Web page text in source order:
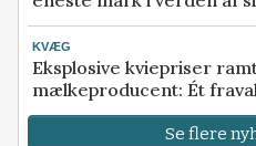
KVÆG
Eksplosive kviepriser
mælkeproducent: Ét
Se flere